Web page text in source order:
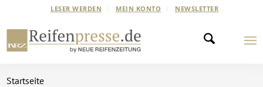
LESER WERDEN MEIN KONTO NEWSLETTER
Startseite